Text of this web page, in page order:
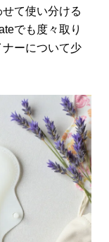
て使い分ける
でも度々取り
ーについて少